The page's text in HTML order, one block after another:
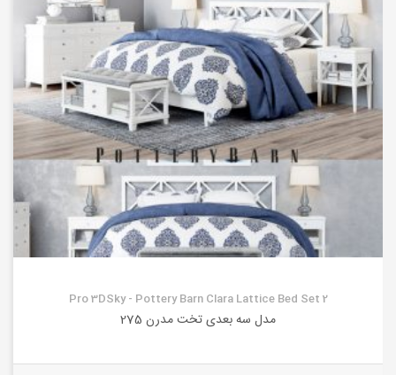
Pro 3DSky - Pottery Barn Clara Lattice Bed Set 2
مدل سه بعدی تخت مدرن 275